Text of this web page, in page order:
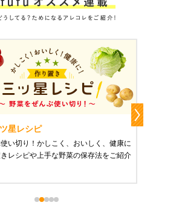
星レシピ
い切り！かしこく、おいしく、健康に
レシピや上手な野菜の保存法をご紹介